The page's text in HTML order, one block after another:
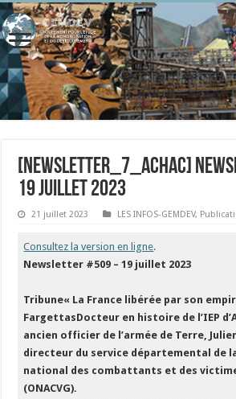
[newsletter_7_achac]
19 juillet 2023
21 juillet 2023 LES INFOS-GEMDEV,
Consultez la version en ligne.
Newsletter #509 – 19 juillet 2023
Tribune« La France libérée par son
FargettasDocteur en histoire de l’IEP
ancien officier de l’armée de Terre,
directeur du service départemental de
national des combattants et des
(ONACVG).